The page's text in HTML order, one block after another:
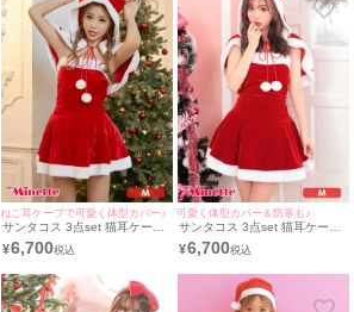
ねこ耳ケープで可愛く体型カバー♪
サンタコス 3点set 猫耳ケープ
付きプチプラ サンタ コスプレ
[ワンピース+ねこみみケープ
¥6,700
可愛く体型カバー＆防寒も♪
サンタコス 3点set 猫耳ケープ
付きベアワンピプチプラ サン
タ コスプレ [ワンピース+ねこ
¥6,700